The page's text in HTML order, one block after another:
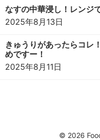
なすの中華浸し！レンジ
2025年8月13日
きゅうりがあったらコレ
めですー！
2025年8月11日
© 2026